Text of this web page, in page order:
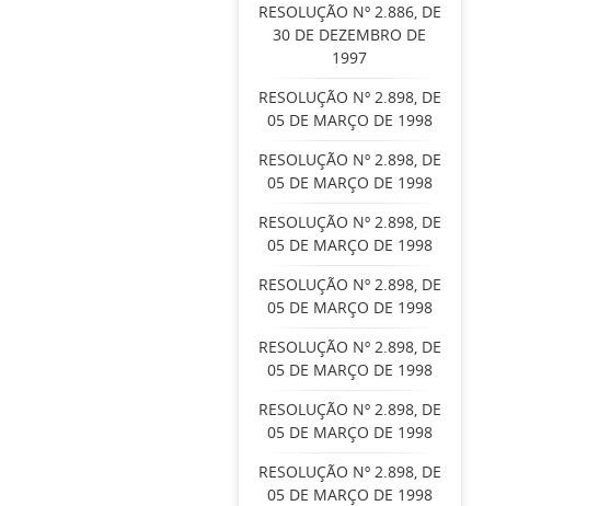
RESOLUÇÃO Nº 2.886, DE
30 DE DEZEMBRO DE
1997
RESOLUÇÃO Nº 2.898, DE
05 DE MARÇO DE 1998
RESOLUÇÃO Nº 2.898, DE
05 DE MARÇO DE 1998
RESOLUÇÃO Nº 2.898, DE
05 DE MARÇO DE 1998
RESOLUÇÃO Nº 2.898, DE
05 DE MARÇO DE 1998
RESOLUÇÃO Nº 2.898, DE
05 DE MARÇO DE 1998
RESOLUÇÃO Nº 2.898, DE
05 DE MARÇO DE 1998
RESOLUÇÃO Nº 2.898, DE
05 DE MARÇO DE 1998